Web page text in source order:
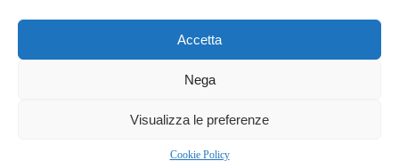
Accetta
Nega
Visualizza le preferenze
Cookie Policy
Address:
VIA USODIMARE 3 - 37138 - VERONA (VR)
redazione@bullet-network.com
bullet-network.com
Bullet - Dynamic Solutions Srl P.IVA 02954300238 – REA